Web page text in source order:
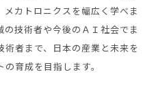
カトロニクスを幅広く学べま
技術者や今後のＡＩ社会でま
者まで、日本の産業と未来を
育成を目指します。